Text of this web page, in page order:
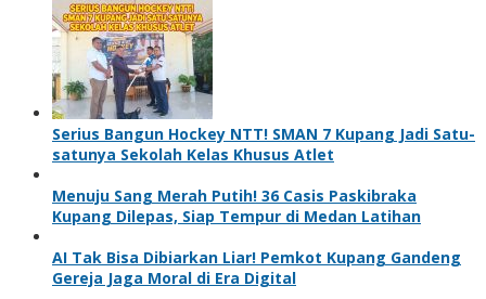
Serius Bangun Hockey NTT! SMAN 7 Kupang Jadi Satu-
satunya Sekolah Kelas Khusus Atlet
Menuju Sang Merah Putih! 36 Casis Paskibraka
Kupang Dilepas, Siap Tempur di Medan Latihan
AI Tak Bisa Dibiarkan Liar! Pemkot Kupang Gandeng
Gereja Jaga Moral di Era Digital